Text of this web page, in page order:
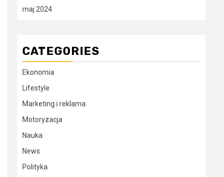
maj 2024
CATEGORIES
Ekonomia
Lifestyle
Marketing i reklama
Motoryzacja
Nauka
News
Polityka